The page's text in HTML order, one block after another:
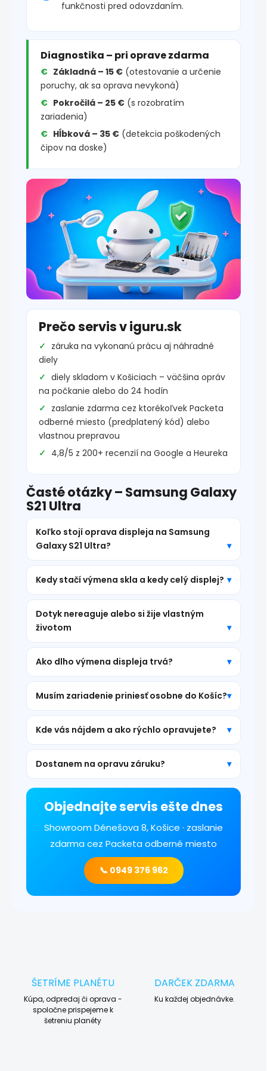
funkčnosti pred odovzdaním.
Diagnostika – pri oprave zdarma
Základná – 15 € (otestovanie a určenie
poruchy, ak sa oprava nevykoná)
Pokročilá – 25 € (s rozobratím
zariadenia)
Hĺbková – 35 € (detekcia poškodených
čipov na doske)
Prečo servis v iguru.sk
záruka na vykonanú prácu aj náhradné
diely
diely skladom v Košiciach – väčšina opráv
na počkanie alebo do 24 hodín
zaslanie zdarma cez ktorékoľvek Packeta
odberné miesto (predplatený kód) alebo
vlastnou prepravou
4,8/5 z 200+ recenzií na Google a Heureka
Časté otázky – Samsung Galaxy
S21 Ultra
Koľko stojí oprava displeja na Samsung
Galaxy S21 Ultra?
Kedy stačí výmena skla a kedy celý displej?
Dotyk nereaguje alebo si žije vlastným
životom
Ako dlho výmena displeja trvá?
Musím zariadenie priniesť osobne do Košíc?
Kde vás nájdem a ako rýchlo opravujete?
Dostanem na opravu záruku?
Objednajte servis ešte dnes
Showroom Dénešova 8, Košice · zaslanie
zdarma cez Packeta odberné miesto
📞 0949 376 962
ŠETRÍME PLANÉTU
Kúpa, odpredaj či oprava -
spoločne prispejeme k
šetreniu planéty
DARČEK ZDARMA
Ku každej objednávke.